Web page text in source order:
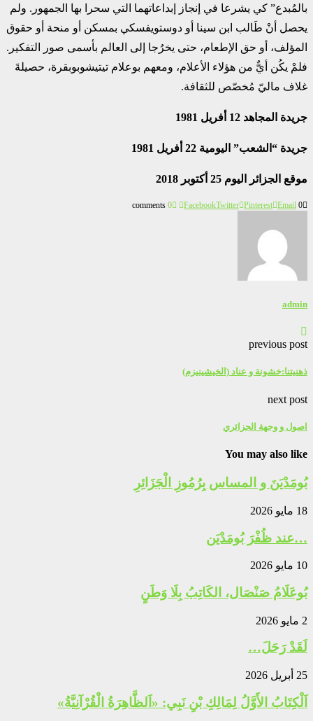
بالمُبدع” كي يشرعا في إنجاز إبداعاتهما التي سحرا بها الجمهور. ولم
يحصل أنْ طَالب ابن سينا أو دوستويفسكي بمسكن أو منحة أو حقوق
المؤلف، أو حق الإطعام، حتى يخرُجا إلى العالم بأسمى صور التفكير.
فلمْ يكُن أيٌّ من هؤلاء الأعلام، ومعهم بوعلام تيتيشوبوبقرة، حصيلةَ
غلاف ماليّ مُخصّص للثقافة.
جريدة المجاهد 12 أفريل 1981
جريدة “الشعب” اليومية 22 أفريل 1981
موقع الجزائر اليوم 25 أكتوبر 2018
0 comments
0 FacebookTwitter Pinterest Email
admin
previous post
ذهنيتنا:خشونة و عناد (الخيشينيزم)
next post
اصول و وجهة الجزائري
You may also like
بُومَدْيَنَ و المساس بِرُمُوزِ الْجَزَائِرِ
18 مايو 2026
…عند ظُفْرَ بُومَدْيَن
10 مايو 2026
بُوعَلَامُ صَنْصَال، الكَاتِبُ بِلَا وَطَنٍ
2 مايو 2026
لَقَدْ رَحَلَ…
25 أبريل 2026
اَلْكِتَابُ الأَوَّلُ لِمَالِكِ بْنِ نَبِي: «اَلظَّاهِرَةُ الْقُرْآنِيَّةُ»